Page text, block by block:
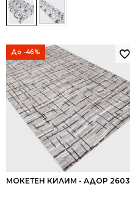
До -46%
МОКЕТЕН КИЛИМ - АДОР 2603